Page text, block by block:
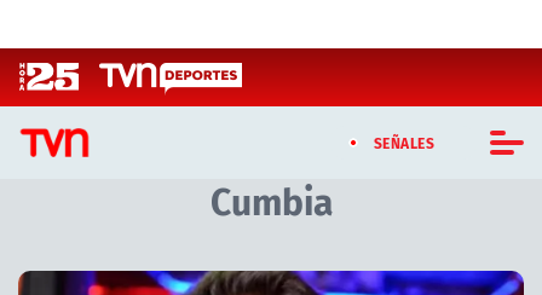
SEÑALES
CASTING MASTERCHEF CHILE
CASTING TVN VERTICAL
Cumbia
Artículos relacionados con Cumbia